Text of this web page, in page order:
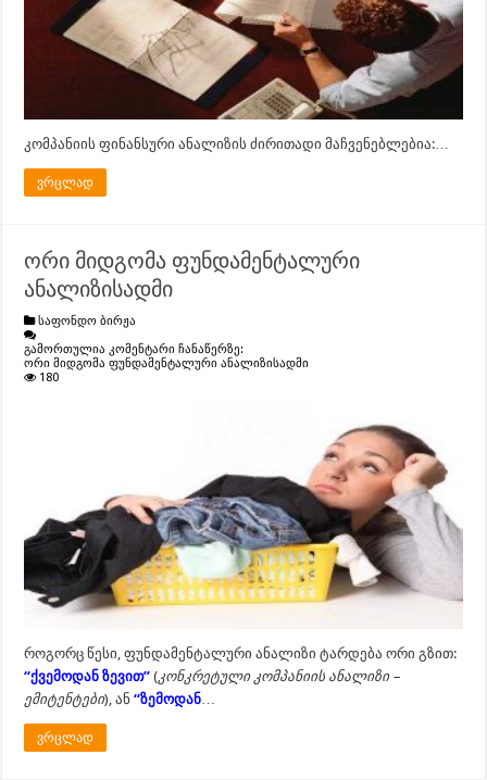
კომპანიის ფინანსური ანალიზის ძირითადი მაჩვენებლებია:…
ვრცლად
ორი მიდგომა ფუნდამენტალური
ანალიზისადმი
საფონდო ბირჟა
გამორთულია კომენტარი ჩანაწერზე:
ორი მიდგომა ფუნდამენტალური ანალიზისადმი
180
როგორც წესი, ფუნდამენტალური ანალიზი ტარდება ორი გზით:
“ქვემოდან ზევით” (კონკრეტული კომპანიის ანალიზი –
ემიტენტები), ან“ზემოდან
ვრცლად